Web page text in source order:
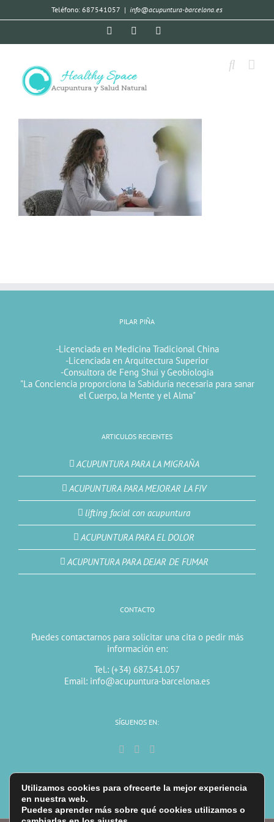
Teléfono: 687541057 | info@acupuntura-barcelona.es
PILAR PIÑA
-Licenciada en Medicina Tradicional China
-Licenciada en Arquitectura Superior
-Consultora de Feng Shui y Geobiologia
"La Conciencia proporciona la Sabiduría necesaria para sanar
el Cuerpo, la Mente y el Alma"
ARTICULOS RECIENTES
ACUPUNTURA PARA LA MIGRAÑA
ACUPUNTURA PARA MEJORAR LA FIV
lifting facial con acupuntura
ACUPUNTURA PARA EL DOLOR
ACUPUNTURA PARA DEJAR DE FUMAR
CONTACTO
Puedes contactarnos para solicitar una cita o pedir más
información en:
Tel.: (+34) 687.541.057
Email: info@acupuntura-barcelona.es
SÍGUENOS EN:
Utilizamos cookies para ofrecerte la mejor experiencia
en nuestra web.
Puedes aprender más sobre qué cookies utilizamos o